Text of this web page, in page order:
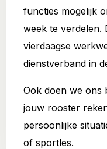
functies mogelijk
week te verdelen.
vierdaagse
dienstverband in
Ook doen we ons
jouw rooster
persoonlijke
of sportles.